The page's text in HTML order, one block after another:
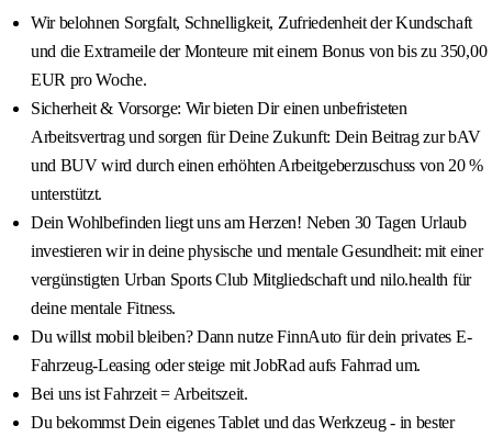
Wir belohnen Sorgfalt, Schnelligkeit, Zufriedenheit der Kundschaft
und die Extrameile der Monteure mit einem Bonus von bis zu 350,00
EUR pro Woche.
Sicherheit & Vorsorge: Wir bieten Dir einen unbefristeten
Arbeitsvertrag und sorgen für Deine Zukunft: Dein Beitrag zur bAV
und BUV wird durch einen erhöhten Arbeitgeberzuschuss von 20 %
unterstützt.
Dein Wohlbefinden liegt uns am Herzen! Neben 30 Tagen Urlaub
investieren wir in deine physische und mentale Gesundheit: mit einer
vergünstigten Urban Sports Club Mitgliedschaft und nilo.health für
deine mentale Fitness.
Du willst mobil bleiben? Dann nutze FinnAuto für dein privates E-
Fahrzeug-Leasing oder steige mit JobRad aufs Fahrrad um.
Bei uns ist Fahrzeit = Arbeitszeit.
Du bekommst Dein eigenes Tablet und das Werkzeug - in bester